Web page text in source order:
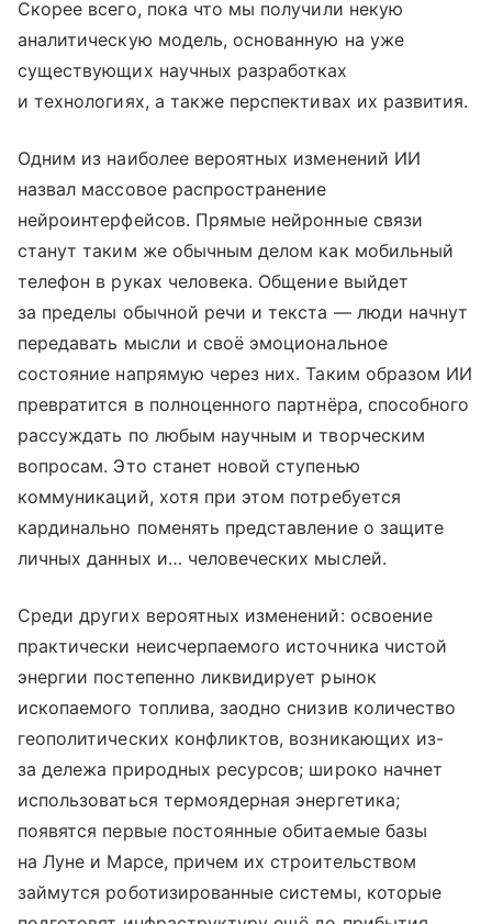
Скорее всего, пока что мы получили некую
аналитическую модель, основанную на уже
существующих научных разработках
и технологиях, а также перспективах их развития.
Одним из наиболее вероятных изменений ИИ
назвал массовое распространение
нейроинтерфейсов. Прямые нейронные связи
станут таким же обычным делом как мобильный
телефон в руках человека. Общение выйдет
за пределы обычной речи и текста — люди начнут
передавать мысли и своё эмоциональное
состояние напрямую через них. Таким образом ИИ
превратится в полноценного партнёра, способного
рассуждать по любым научным и творческим
вопросам. Это станет новой ступенью
коммуникаций, хотя при этом потребуется
кардинально поменять представление о защите
личных данных и… человеческих мыслей.
Среди других вероятных изменений: освоение
практически неисчерпаемого источника чистой
энергии постепенно ликвидирует рынок
ископаемого топлива, заодно снизив количество
геополитических конфликтов, возникающих из-
за дележа природных ресурсов; широко начнет
использоваться термоядерная энергетика;
появятся первые постоянные обитаемые базы
на Луне и Марсе, причем их строительством
займутся роботизированные системы, которые